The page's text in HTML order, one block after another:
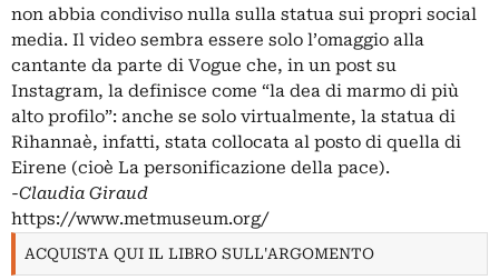
non abbia condiviso nulla sulla statua sui propri social
media. Il video sembra essere solo l’omaggio alla
cantante da parte di Vogue che, in un post su
Instagram, la definisce come “la dea di marmo di più
alto profilo”: anche se solo virtualmente, la statua di
Rihannaè, infatti, stata collocata al posto di quella di
Eirene (cioè La personificazione della pace).
-Claudia Giraud
https://www.metmuseum.org/
ACQUISTA QUI IL LIBRO SULL'ARGOMENTO